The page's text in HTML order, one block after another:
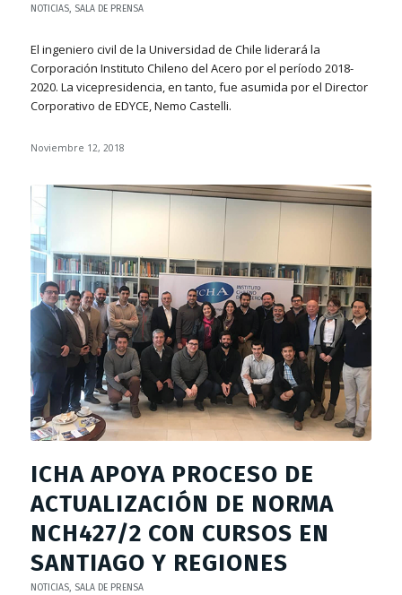
NOTICIAS, SALA DE PRENSA
El ingeniero civil de la Universidad de Chile liderará la
Corporación Instituto Chileno del Acero por el período 2018-
2020. La vicepresidencia, en tanto, fue asumida por el Director
Corporativo de EDYCE, Nemo Castelli.
Noviembre 12, 2018
ICHA APOYA PROCESO DE
ACTUALIZACIÓN DE NORMA
NCH427/2 CON CURSOS EN
SANTIAGO Y REGIONES
NOTICIAS, SALA DE PRENSA